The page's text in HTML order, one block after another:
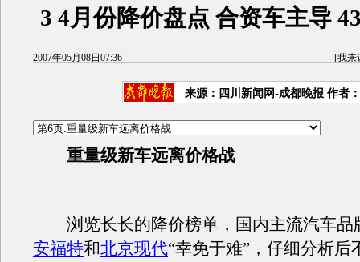
3 4月份降价盘点 合资车主导
2007年05月08日07:36 [我来
来源：四川新闻网-成都晚报 作者
重量级新车远离价格战
浏览长长的降价榜单，国内主流汽车品
安福特和北京现代“幸免于难”，仔细分析后